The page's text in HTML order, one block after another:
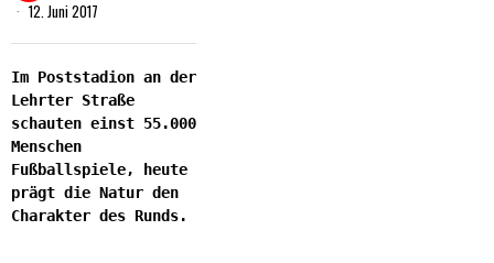
12. Juni 2017
Im Poststadion an der
Lehrter Straße
schauten einst 55.000
Menschen
Fußballspiele, heute
prägt die Natur den
Charakter des Runds.